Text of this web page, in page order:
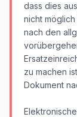
dass dies
nicht
nach den
zu machen
Dokument